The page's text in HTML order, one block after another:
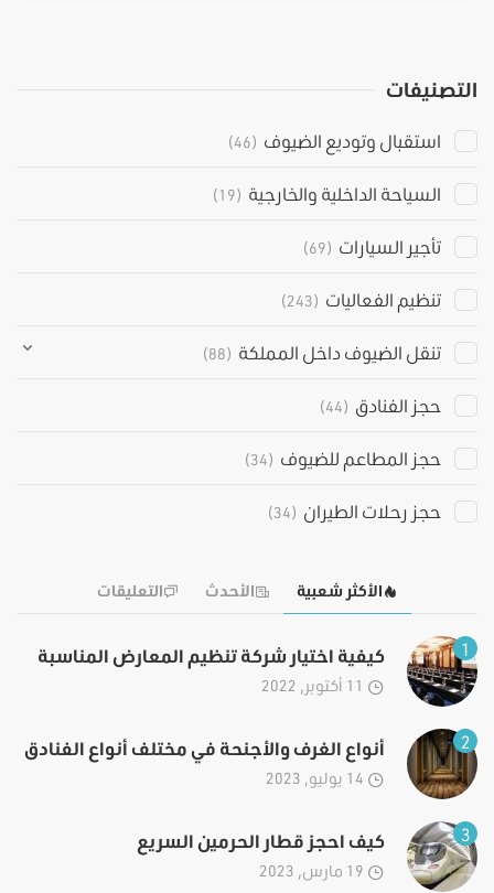
التصنيفات
استقبال وتوديع الضيوف (46)
السياحة الداخلية والخارجية (19)
تأجير السيارات (69)
تنظيم الفعاليات (243)
تنقل الضيوف داخل المملكة (88)
حجز الفنادق (44)
حجز المطاعم للضيوف (34)
حجز رحلات الطيران (34)
الأكثر شعبية الأحدث التعليقات
1 كيفية اختيار شركة تنظيم المعارض المناسبة
2 أنواع الغرف والأجنحة في مختلف أنواع الفنادق
3 كيف احجز قطار الحرمين السريع